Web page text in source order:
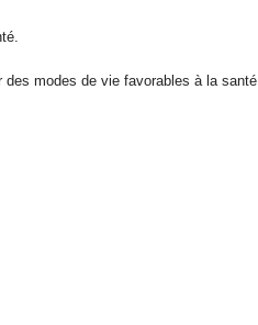
modes de vie favorables à la santé.